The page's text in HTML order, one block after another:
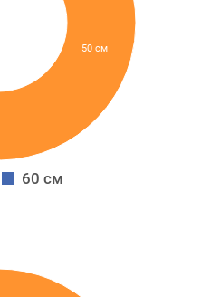
50 см
60 см